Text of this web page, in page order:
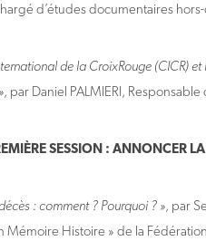
d’études documentaires
de la CroixRouge (CICR)
, par Daniel PALMIERI,
SESSION : ANNONCER
: comment ? Pourquoi ? », par
Histoire » de la